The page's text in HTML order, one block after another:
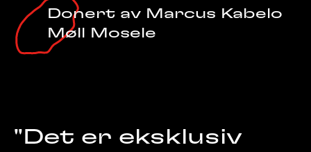
Klikk for å lese hintet
Donert av Marcus Kabelo
Møll Mosele
" Det er eksklusiv